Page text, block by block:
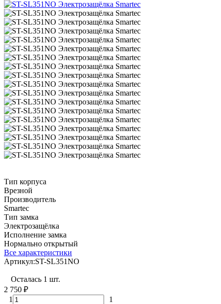
Тип корпуса
Врезной
Производитель
Smartec
Тип замка
Электрозащёлка
Исполнение замка
Нормально открытый
Все характеристики
Артикул:ST-SL351NO
Осталась 1 шт.
2 750 ₽
1
1